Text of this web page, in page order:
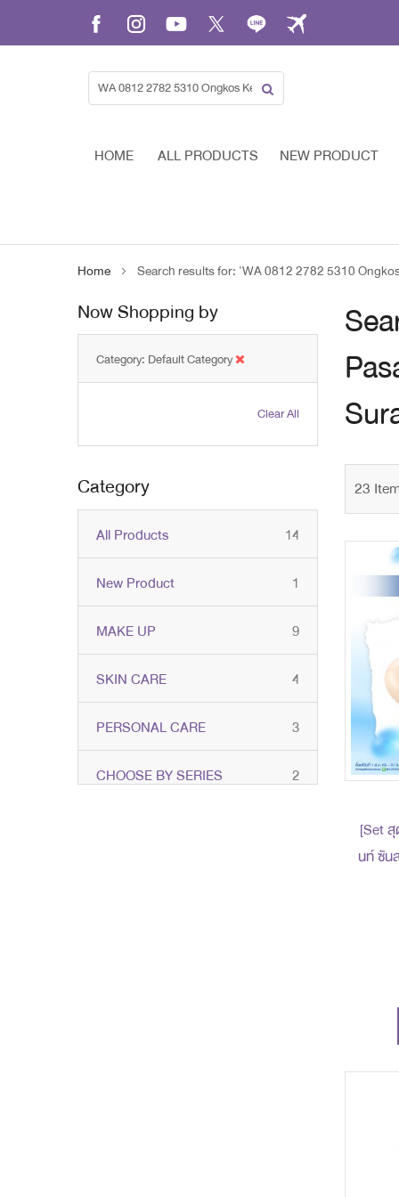
Skip
Content
HOME ALL PRODUCTS NEW PRODUCT
Home Search results for: 'WA 0812 2782 5310
23
[Set
นท์ ซันส
ข
Now Shopping by
Category Default Category
Clear All
Category
All Products 14
New Product
1
MAKE UP
9items
SKIN CARE
4
PERSONAL CARE
3items
CHOOSE BY SERIES
2items